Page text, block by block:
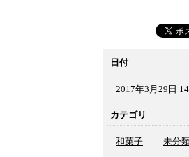
日付
2017年3月29日
カテゴリ
和菓子 未分